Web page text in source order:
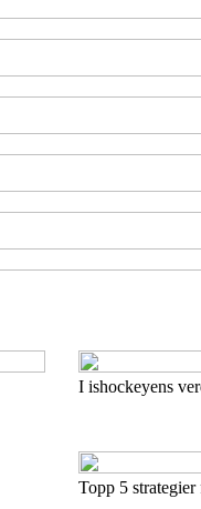
I ishockeyens
Topp 5